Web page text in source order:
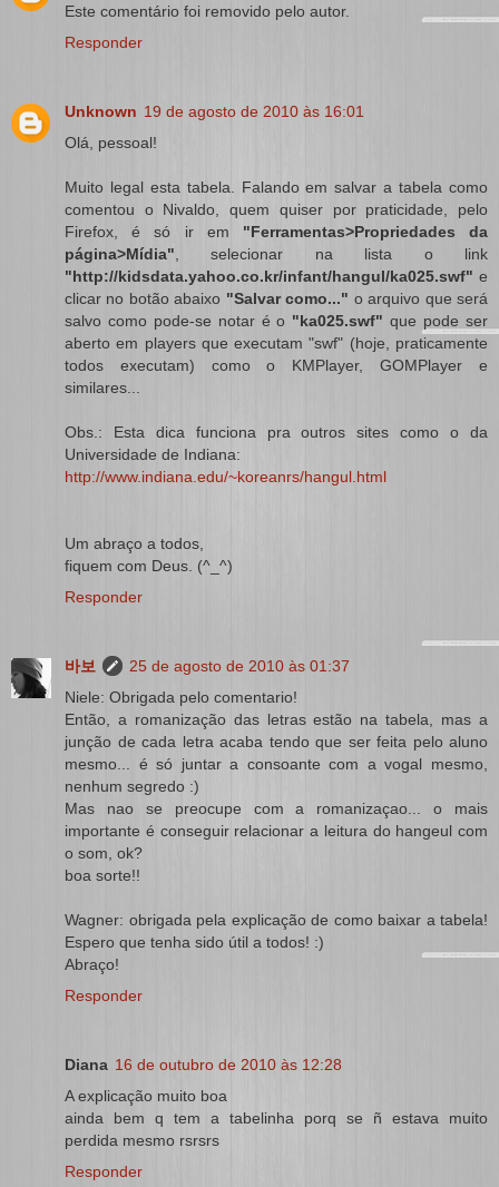
Este comentário foi removido pelo autor.
Responder
Unknown 19 de agosto de 2010 às 16:01
Olá, pessoal!
Muito legal esta tabela. Falando em salvar a tabela como
comentou o Nivaldo, quem quiser por praticidade, pelo
Firefox, é só ir em "Ferramentas>Propriedades da
página>Mídia" , selecionar na lista o link
"http://kidsdata.yahoo.co.kr/infant/hangul/ka025.swf" e
clicar no botão abaixo "Salvar como..." o arquivo que será
salvo como pode-se notar é o "ka025.swf" que pode ser
aberto em players que executam "swf" (hoje, praticamente
todos executam) como o KMPlayer, GOMPlayer e
similares...
Obs.: Esta dica funciona pra outros sites como o da
Universidade de Indiana:
http://www.indiana.edu/~koreanrs/hangul.html
Um abraço a todos,
fiquem com Deus. (^_^)
Responder
바보
25 de agosto de 2010 às 01:37
Niele: Obrigada pelo comentario!
Então, a romanização das letras estão na tabela, mas a
junção de cada letra acaba tendo que ser feita pelo aluno
mesmo... é só juntar a consoante com a vogal mesmo,
nenhum segredo :)
Mas nao se preocupe com a romanizaçao... o mais
importante é conseguir relacionar a leitura do hangeul com
o som, ok?
boa sorte!!
Wagner: obrigada pela explicação de como baixar a tabela!
Espero que tenha sido útil a todos! :)
Abraço!
Responder
Diana 16 de outubro de 2010 às 12:28
A explicação muito boa
ainda bem q tem a tabelinha porq se ñ estava muito
perdida mesmo rsrsrs
Responder